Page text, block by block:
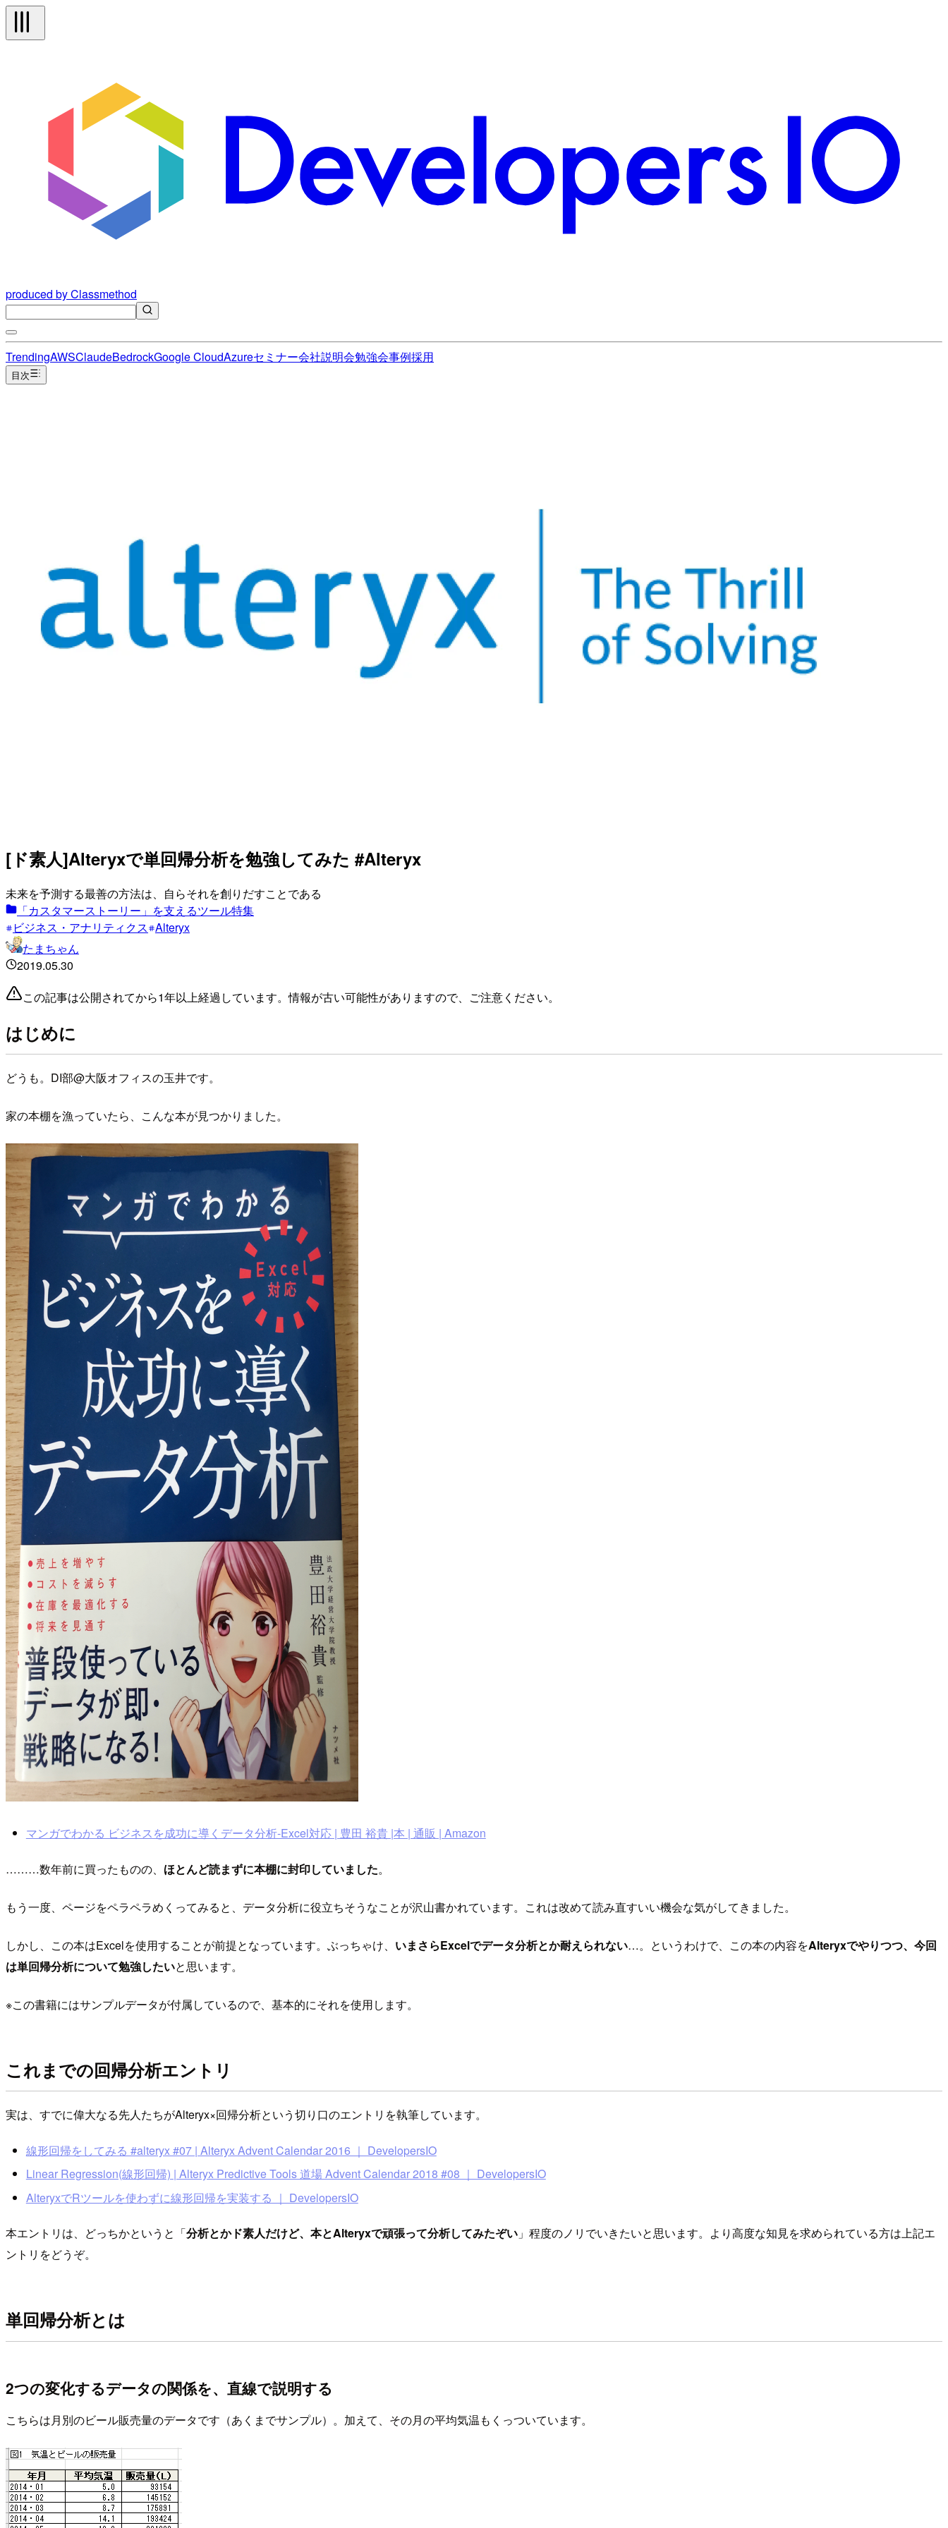
produced by Classmethod
TrendingAWSClaudeBedrockGoogle CloudAzureセミナー会社説明会勉強会事例採用
目次
[ド素人]Alteryxで単回帰分析を勉強してみた #Alteryx
未来を予測する最善の方法は、自らそれを創りだすことである
「カスタマーストーリー」を支えるツール特集
ビジネス・アナリティクス Alteryx
たまちゃん
2019.05.30
この記事は公開されてから1年以上経過しています。情報が古い可能性がありますので、ご注意ください。
はじめに
どうも。DI部@大阪オフィスの玉井です。
家の本棚を漁っていたら、こんな本が見つかりました。
マンガでわかる ビジネスを成功に導くデータ分析-Excel対応 | 豊田 裕貴 |本 | 通販 | Amazon
………数年前に買ったものの、 ほとんど読まずに本棚に封印していました。
もう一度、ページをペラペラめくってみると、データ分析に役立ちそうなことが沢山書かれています。これは改めて読み直すいい機会な気がしてきました。
しかし、この本はExcelを使用することが前提となっています。ぶっちゃけ、 いまさらExcelでデータ分析とか耐えられない…。というわけで、この本の内容をAlteryxでやりつつ、今回
は単回帰分析について勉強したいと思います。
※この書籍にはサンプルデータが付属しているので、基本的にそれを使用します。
これまでの回帰分析エントリ
実は、すでに偉大なる先人たちがAlteryx×回帰分析という切り口のエントリを執筆しています。
線形回帰をしてみる #alteryx #07 | Alteryx Advent Calendar 2016 ｜ DevelopersIO
Linear Regression(線形回帰) | Alteryx Predictive Tools 道場 Advent Calendar 2018 #08 ｜ DevelopersIO
AlteryxでRツールを使わずに線形回帰を実装する ｜ DevelopersIO
本エントリは、どっちかというと「分析とかド素人だけど、本とAlteryxで頑張って分析してみたぞい 」程度のノリでいきたいと思います。より高度な知見を求められている方は上記エ
ントリをどうぞ。
単回帰分析とは
2つの変化するデータの関係を、直線で説明する
こちらは月別のビール販売量のデータです（あくまでサンプル）。加えて、その月の平均気温もくっついています。